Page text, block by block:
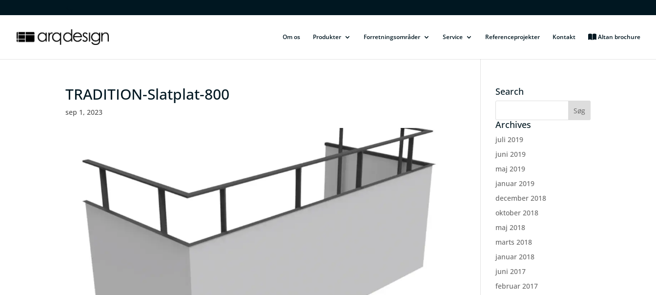
Om os Produkter Forretningsområder Service Referenceprojekter Kontakt Altan brochure
TRADITION-Slatplat-800
sep 1, 2023
Search
Archives
juli 2019
juni 2019
maj 2019
januar 2019
december 2018
oktober 2018
maj 2018
marts 2018
januar 2018
juni 2017
februar 2017